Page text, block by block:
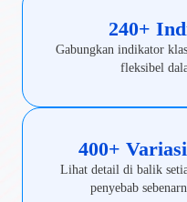
240+
Gabungkan indikator
fleksibel
400+
Lihat detail di balik
penyebab